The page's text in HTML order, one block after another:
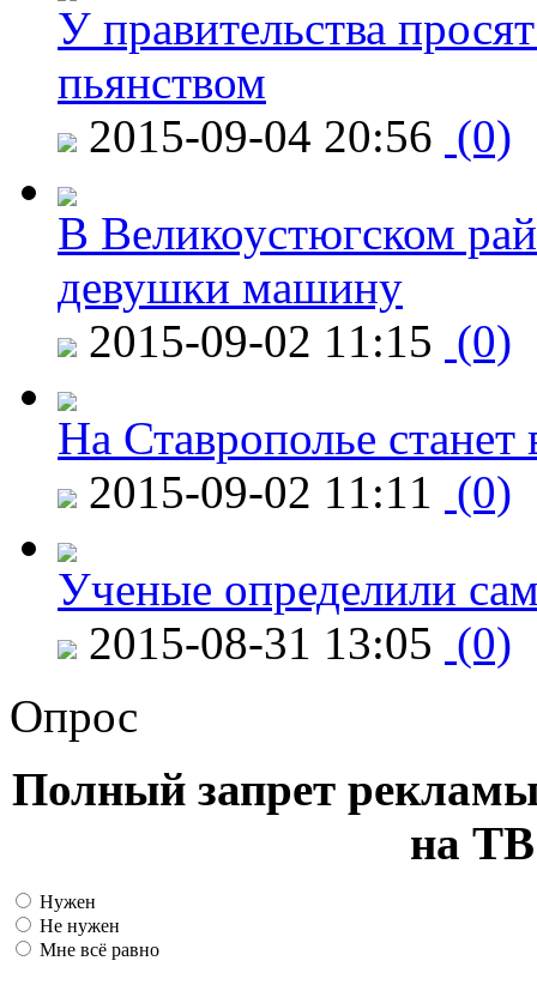
У правительства
пьянством
2015-09-04 20:56 (0)
В Великоустюгском
девушки машину
2015-09-02 11:15 (0)
На Ставрополье
2015-09-02 11:11 (0)
Ученые определили
2015-08-31 13:05 (0)
Опрос
Полный запрет
на ТВ
Нужен
Не нужен
Мне всё равно